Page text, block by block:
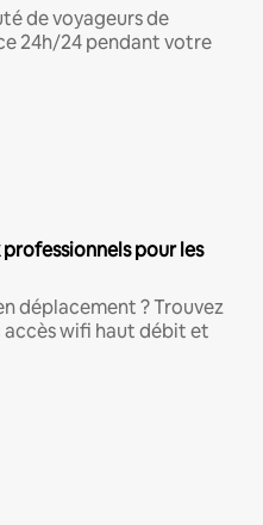
de voyageurs de
24h/24 pendant votre
pour les
déplacement ? Trouvez
accès wifi haut débit et